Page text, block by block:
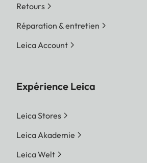
Retours
Réparation & entretien
Leica Account
Expérience Leica
Leica Stores
Leica Akademie
Leica Welt